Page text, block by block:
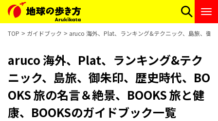
TOP ガイドブック aruco 海外、Plat、ランキング&テクニック、島旅、御
aruco 海外、Plat、ランキング&テク
ニック、島旅、御朱印、歴史時代、BO
OKS 旅の名言＆絶景、BOOKS 旅と健
康、BOOKSのガイドブック一覧